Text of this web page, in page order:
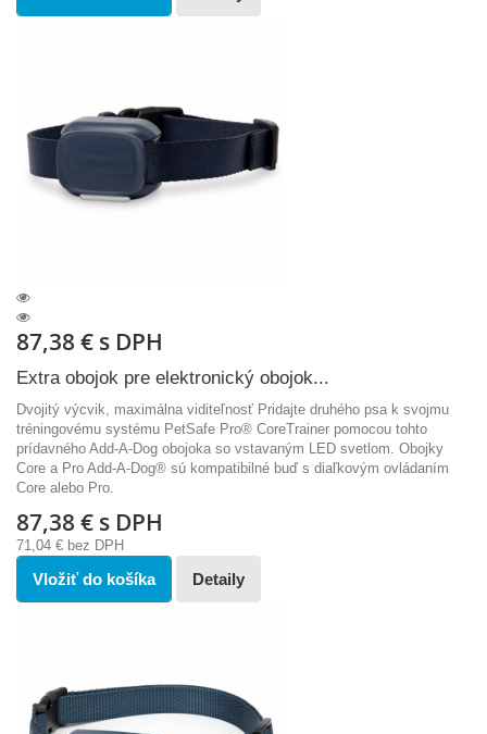
87,38 € s DPH
Extra obojok pre elektronický obojok...
Dvojitý výcvik, maximálna viditeľnosť Pridajte druhého psa k svojmu
tréningovému systému PetSafe Pro® CoreTrainer pomocou tohto
prídavného Add-A-Dog obojoka so vstavaným LED svetlom. Obojky
Core a Pro Add-A-Dog® sú kompatibilné buď s diaľkovým ovládaním
Core alebo Pro.
87,38 € s DPH
71,04 € bez DPH
Vložiť do košíka Detaily